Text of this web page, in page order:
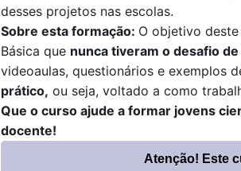
desses projetos nas escolas.
Sobre esta formação: O objetivo
Básica que nunca tiveram o desafio
videoaulas, questionários e exemplos
prático, ou seja, voltado a como
Que o curso ajude a formar jovens
docente!
Atenção! Este